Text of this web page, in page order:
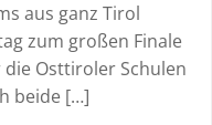
aus ganz Tirol
zum großen Finale
Osttiroler Schulen
beide […]